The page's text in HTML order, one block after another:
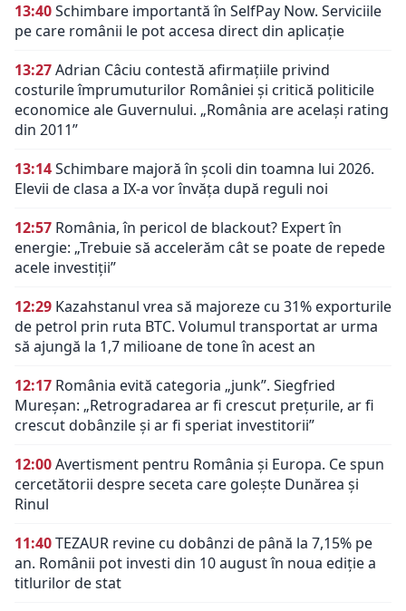
13:40Schimbare importantă în SelfPay Now. Serviciile
pe care românii le pot accesa direct din aplicație
13:27Adrian Câciu contestă afirmațiile privind
costurile împrumuturilor României și critică politicile
economice ale Guvernului. „România are același rating
din 2011”
13:14Schimbare majoră în școli din toamna lui 2026.
Elevii de clasa a IX-a vor învăța după reguli noi
12:57 România, în pericol de blackout? Expert în
energie: „Trebuie să accelerăm cât se poate de repede
acele investiții”
12:29 Kazahstanul vrea să majoreze cu 31% exporturile
de petrol prin ruta BTC. Volumul transportat ar urma
să ajungă la 1,7 milioane de tone în acest an
12:17 România evită categoria „junk”. Siegfried
Mureșan: „Retrogradarea ar fi crescut preţurile, ar fi
crescut dobânzile şi ar fi speriat investitorii”
12:00Avertisment pentru România și Europa. Ce spun
cercetătorii despre seceta care golește Dunărea și
Rinul
11:40TEZAUR revine cu dobânzi de până la 7,15% pe
an. Românii pot investi din 10 august în noua ediție a
titlurilor de stat